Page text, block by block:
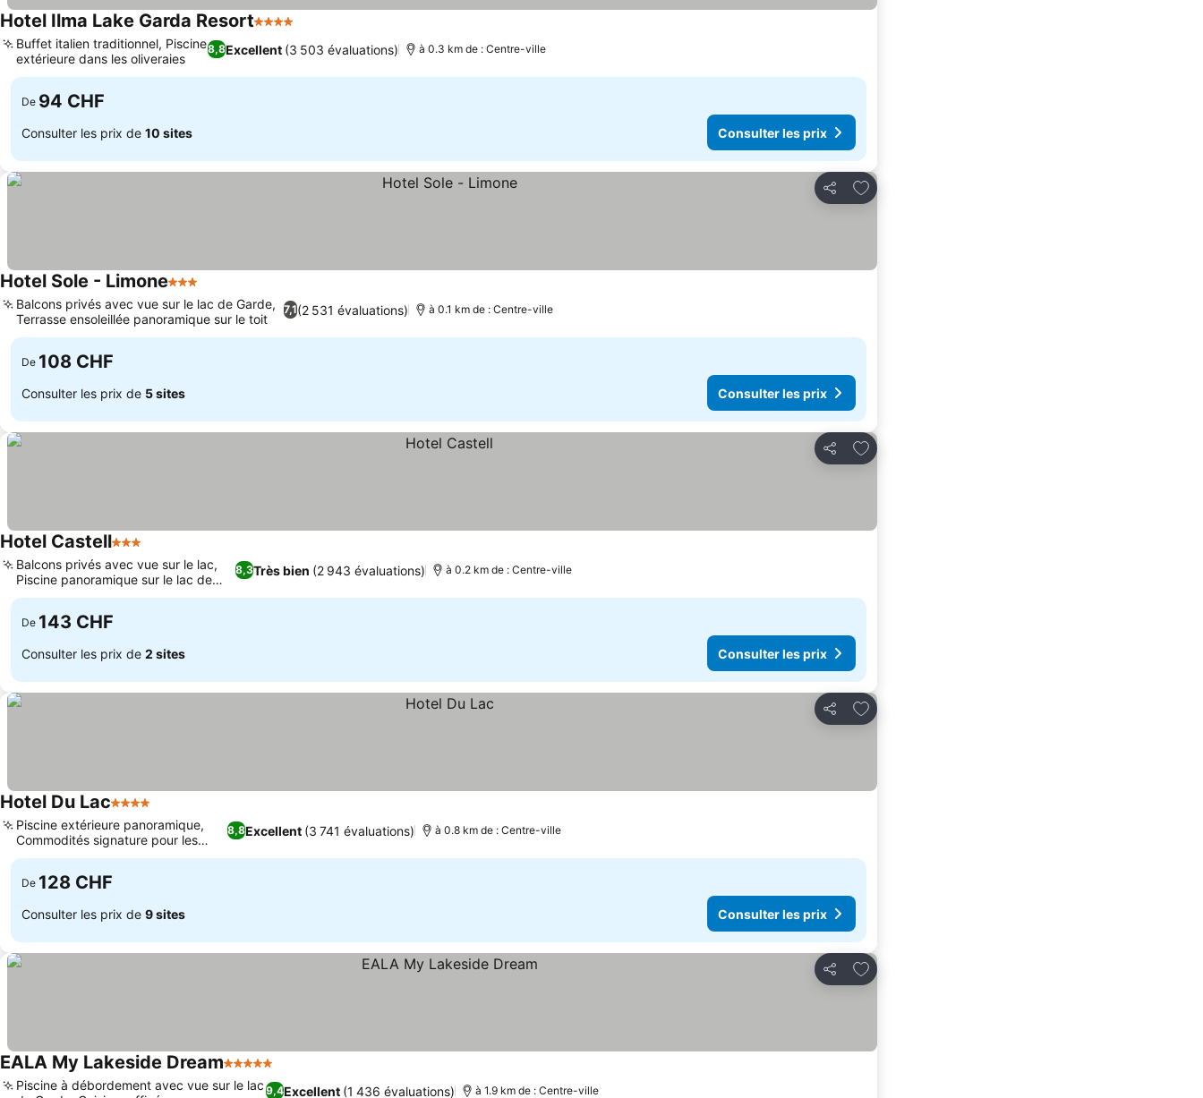
Hotel Ilma Lake Garda Resort4 Étoiles
8,8Excellent (3 503 évaluations)
Buffet italien traditionnel, Piscine
extérieure dans les oliveraies
à 0.3 km de : Centre-ville
De 94 CHF
Consulter les prix de 10 sites Consulter les prix
Partager
Ajouter à mes favoris
Hotel Sole - Limone3 Étoiles
7,1(2 531 évaluations)
Balcons privés avec vue sur le lac de Garde,
Terrasse ensoleillée panoramique sur le toit
à 0.1 km de : Centre-ville
De 108 CHF
Consulter les prix de 5 sites Consulter les prix
Partager
Ajouter à mes favoris
Hotel Castell3 Étoiles
8,3Très bien (2 943 évaluations)
Balcons privés avec vue sur le lac,
Piscine panoramique sur le lac de
Garde
à 0.2 km de : Centre-ville
De 143 CHF
Consulter les prix de 2 sites Consulter les prix
Partager
Ajouter à mes favoris
Hotel Du Lac4 Étoiles
8,8Excellent (3 741 évaluations)
Piscine extérieure panoramique,
Commodités signature pour les
clients
à 0.8 km de : Centre-ville
De 128 CHF
Consulter les prix de 9 sites Consulter les prix
Partager
Ajouter à mes favoris
EALA My Lakeside Dream5 Étoiles
9,4Excellent (1 436 évaluations)
Piscine à débordement avec vue sur le lac
à 1.9 km de : Centre-ville